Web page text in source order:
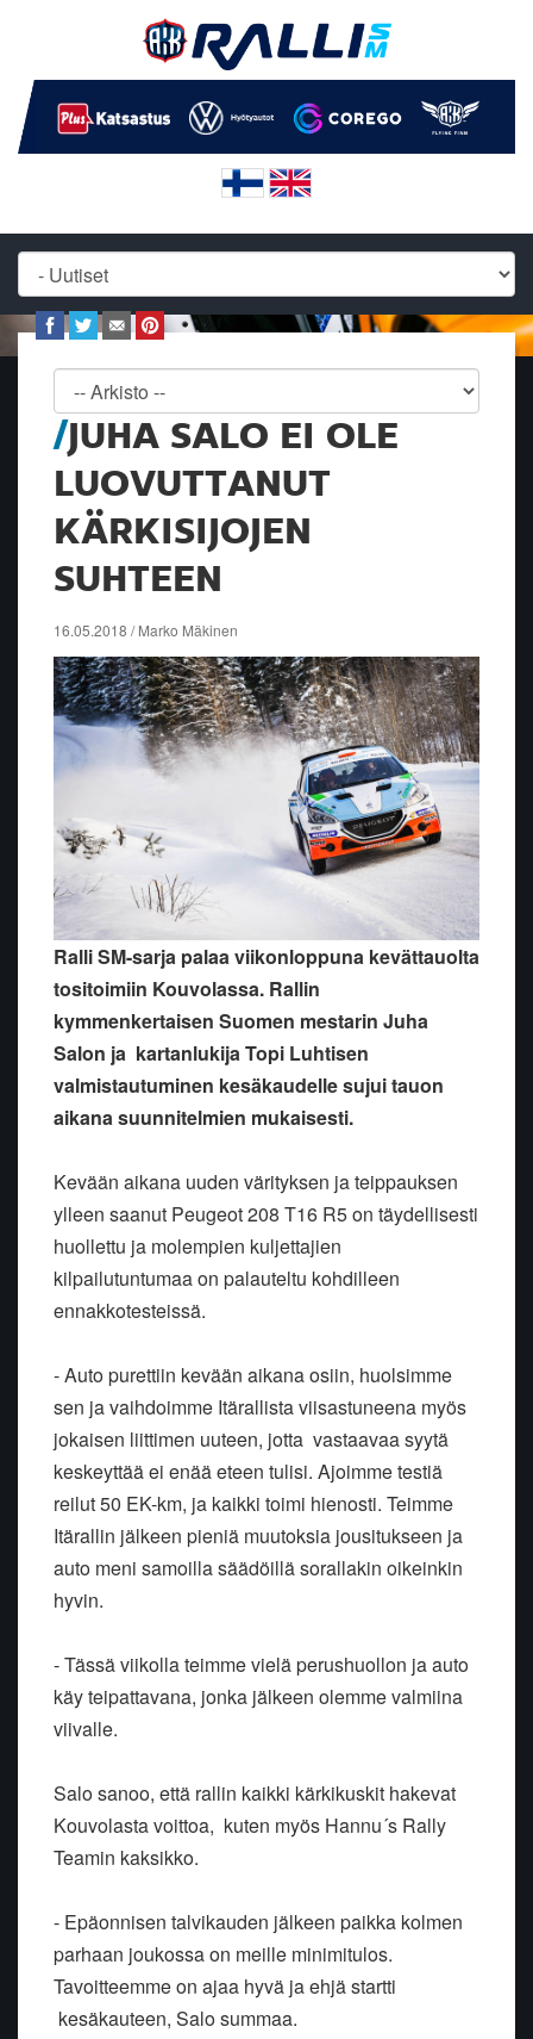
JUHA SALO EI OLE
LUOVUTTANUT
KÄRKISIJOJEN
SUHTEEN
16.05.2018 / Marko Mäkinen
Ralli SM-sarja palaa viikonloppuna kevättauolta
tositoimiin Kouvolassa. Rallin
kymmenkertaisen Suomen mestarin Juha
Salon ja kartanlukija Topi Luhtisen
valmistautuminen kesäkaudelle sujui tauon
aikana suunnitelmien mukaisesti.
Kevään aikana uuden värityksen ja teippauksen
ylleen saanut Peugeot 208 T16 R5 on täydellisesti
huollettu ja molempien kuljettajien
kilpailutuntumaa on palauteltu kohdilleen
ennakkotesteissä.
- Auto purettiin kevään aikana osiin, huolsimme
sen ja vaihdoimme Itärallista viisastuneena myös
jokaisen liittimen uuteen, jotta vastaavaa syytä
keskeyttää ei enää eteen tulisi. Ajoimme testiä
reilut 50 EK-km, ja kaikki toimi hienosti. Teimme
Itärallin jälkeen pieniä muutoksia jousitukseen ja
auto meni samoilla säädöillä sorallakin oikeinkin
hyvin.
- Tässä viikolla teimme vielä perushuollon ja auto
käy teipattavana, jonka jälkeen olemme valmiina
viivalle.
Salo sanoo, että rallin kaikki kärkikuskit hakevat
Kouvolasta voittoa, kuten myös Hannu´s Rally
Teamin kaksikko.
- Epäonnisen talvikauden jälkeen paikka kolmen
parhaan joukossa on meille minimitulos.
Tavoitteemme on ajaa hyvä ja ehjä startti
kesäkauteen, Salo summaa.